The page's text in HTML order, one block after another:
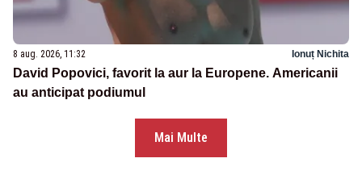
8 aug. 2026, 11:32 Ionuț Nichita
David Popovici, favorit la aur la Europene. Americanii
au anticipat podiumul
Mai Multe